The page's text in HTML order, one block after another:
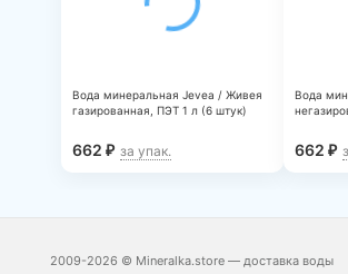
Вода минеральная Jevea / Живея
газированная, ПЭТ 1 л (6 штук)
662 ₽ за упак.
Вода
662 ₽
2009-2026 © Mineralka.store — доставка воды